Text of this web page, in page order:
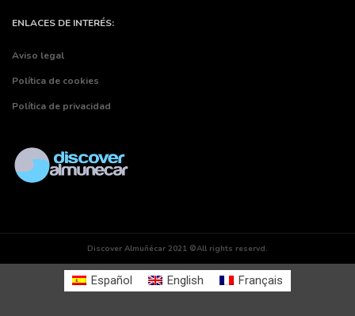
ENLACES DE INTERÉS:
Aviso legal
Política de cookies
Política de privacidad
Discover Almuñécar 2021 ©All rights reservd.
Español English Français